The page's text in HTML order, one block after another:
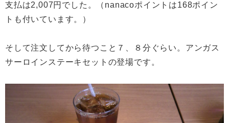
支払は2,007円でした。（nanacoポイントは168ポイン
トも付いています。）
そして注文してから待つこと７、８分ぐらい。アンガス
サーロインステーキセットの登場です。